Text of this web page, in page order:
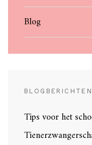
Blog
BLOGBERICHTEN
Tips voor het